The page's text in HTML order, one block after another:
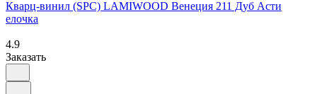
Кварц-винил (SPC) LAMIWOOD Венеция 211 Дуб Асти
елочка
4.9
Заказать